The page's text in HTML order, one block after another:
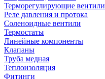
Терморегулирующие вентили
Реле давления и протока
Соленоидные вентили
Термостаты
Линейные компоненты
Клапаны
Труба медная
Теплоизоляция
Фитинги